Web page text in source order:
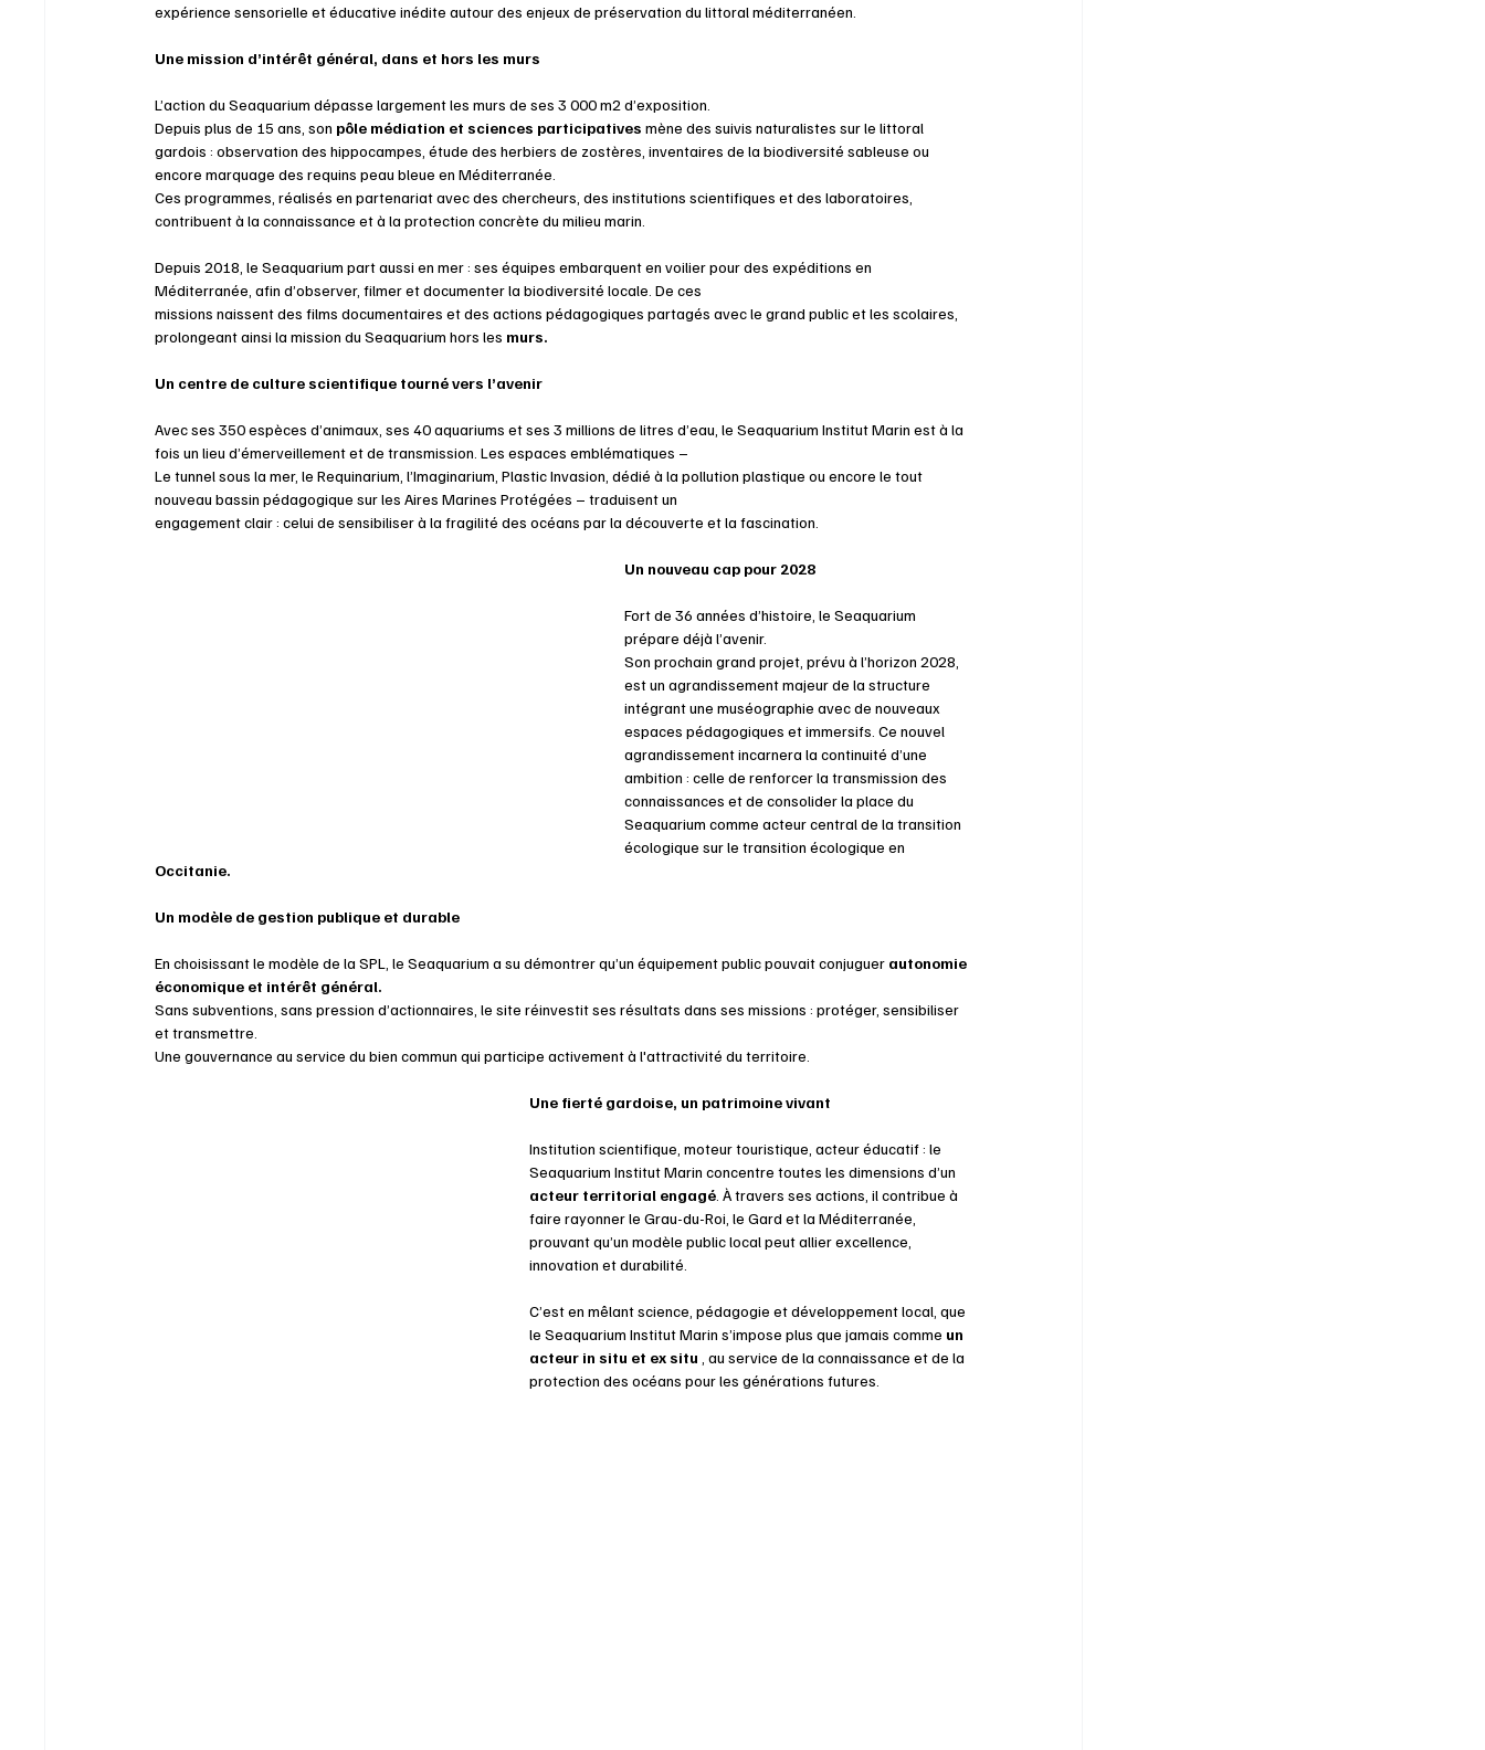
expérience sensorielle et éducative inédite autour des enjeux de préservation du littoral méditerranéen.
Une mission d’intérêt général, dans et hors les murs
L’action du Seaquarium dépasse largement les murs de ses 3 000 m2 d’exposition.
Depuis plus de 15 ans, son pôle médiation et sciences participatives mène des suivis naturalistes sur le littoral
gardois : observation des hippocampes, étude des herbiers de zostères, inventaires de la biodiversité sableuse ou
encore marquage des requins peau bleue en Méditerranée.
Ces programmes, réalisés en partenariat avec des chercheurs, des institutions scientifiques et des laboratoires,
contribuent à la connaissance et à la protection concrète du milieu marin.
Depuis 2018, le Seaquarium part aussi en mer : ses équipes embarquent en voilier pour des expéditions en
Méditerranée, afin d’observer, filmer et documenter la biodiversité locale. De ces
missions naissent des films documentaires et des actions pédagogiques partagés avec le grand public et les scolaires,
prolongeant ainsi la mission du Seaquarium hors les murs.
Un centre de culture scientifique tourné vers l’avenir
Avec ses 350 espèces d’animaux, ses 40 aquariums et ses 3 millions de litres d’eau, le Seaquarium Institut Marin est à la
fois un lieu d’émerveillement et de transmission. Les espaces emblématiques –
Le tunnel sous la mer, le Requinarium, l’Imaginarium, Plastic Invasion, dédié à la pollution plastique ou encore le tout
nouveau bassin pédagogique sur les Aires Marines Protégées – traduisent un
engagement clair : celui de sensibiliser à la fragilité des océans par la découverte et la fascination.
Un nouveau cap pour 2028
Fort de 36 années d’histoire, le Seaquarium
prépare déjà l’avenir.
Son prochain grand projet, prévu à l’horizon 2028,
est un agrandissement majeur de la structure
intégrant une muséographie avec de nouveaux
espaces pédagogiques et immersifs. Ce nouvel
agrandissement incarnera la continuité d’une
ambition : celle de renforcer la transmission des
connaissances et de consolider la place du
Seaquarium comme acteur central de la transition
écologique sur le transition écologique en
Occitanie.
Un modèle de gestion publique et durable
En choisissant le modèle de la SPL, le Seaquarium a su démontrer qu’un équipement public pouvait conjuguer autonomie
économique et intérêt général.
Sans subventions, sans pression d’actionnaires, le site réinvestit ses résultats dans ses missions : protéger, sensibiliser
et transmettre.
Une gouvernance au service du bien commun qui participe activement à l'attractivité du territoire.
Une fierté gardoise, un patrimoine vivant
Institution scientifique, moteur touristique, acteur éducatif : le
Seaquarium Institut Marin concentre toutes les dimensions d’un
acteur territorial engagé . À travers ses actions, il contribue à
faire rayonner le Grau-du-Roi, le Gard et la Méditerranée,
prouvant qu’un modèle public local peut allier excellence,
innovation et durabilité.
C’est en mêlant science, pédagogie et développement local, que
le Seaquarium Institut Marin s’impose plus que jamais comme un
acteur in situ et ex situ , au service de la connaissance et de la
protection des océans pour les générations futures.